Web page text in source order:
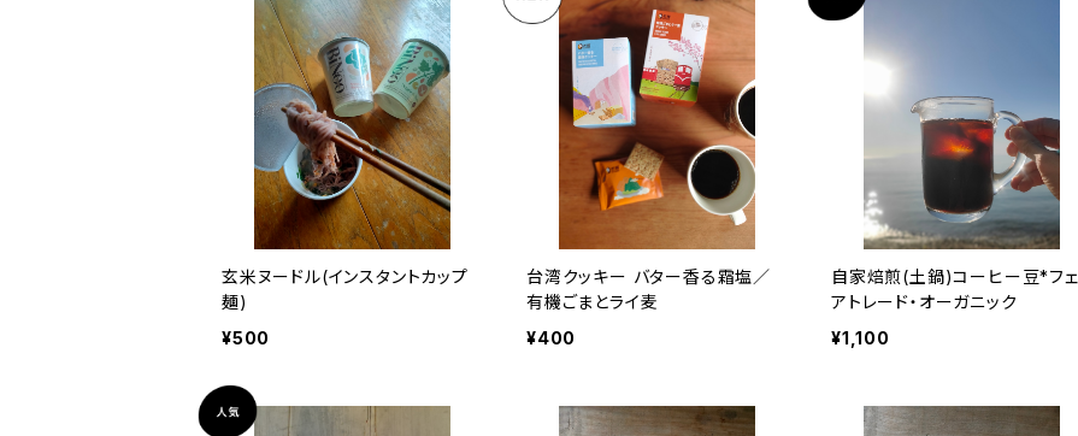
玄米ヌードル(インスタントカップ
麺)
¥500
台湾クッキー バター香る霜塩／
有機ごまとライ麦
¥400
自家焙煎(土鍋)コーヒー豆*フェ
アトレード・オーガニック
¥1,100